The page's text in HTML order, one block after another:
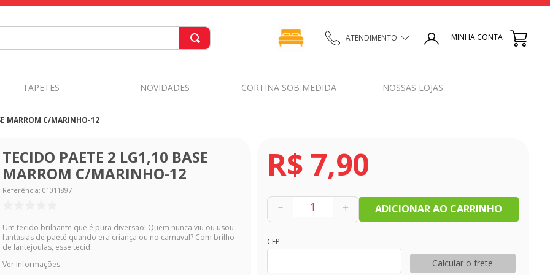
ATENDIMENTO MINHA CONTA
TAPETES NOVIDADES CORTINA SOB MEDIDA NOSSAS LOJAS
MARROM C/MARINHO-12
TECIDO PAETE 2 LG1,10 BASE
MARROM C/MARINHO-12
Referência: 01011897
Um tecido brilhante que é pura diversão! Quem nunca viu ou usou
fantasias de paetê quando era criança ou no carnaval? Com brilho
de lantejoulas, esse tecid...
Ver informações
R$ 7,90
＋
－ ADICIONAR AO CARRINHO
CEP
Calcular o frete